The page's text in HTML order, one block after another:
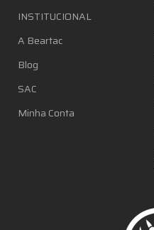
INSTITUCIONAL
A Beartac
Blog
SAC
Minha Conta